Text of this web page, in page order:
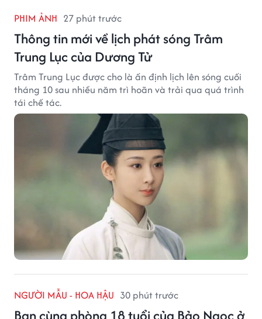
PHIM ẢNH 27 phút trước
Thông tin mới về lịch phát sóng Trâm
Trung Lục của Dương Tử
Trâm Trung Lục được cho là ấn định lịch lên sóng cuối
tháng 10 sau nhiều năm trì hoãn và trải qua quá trình
tái chế tác.
NGƯỜI MẪU - HOA HẬU 30 phút trước